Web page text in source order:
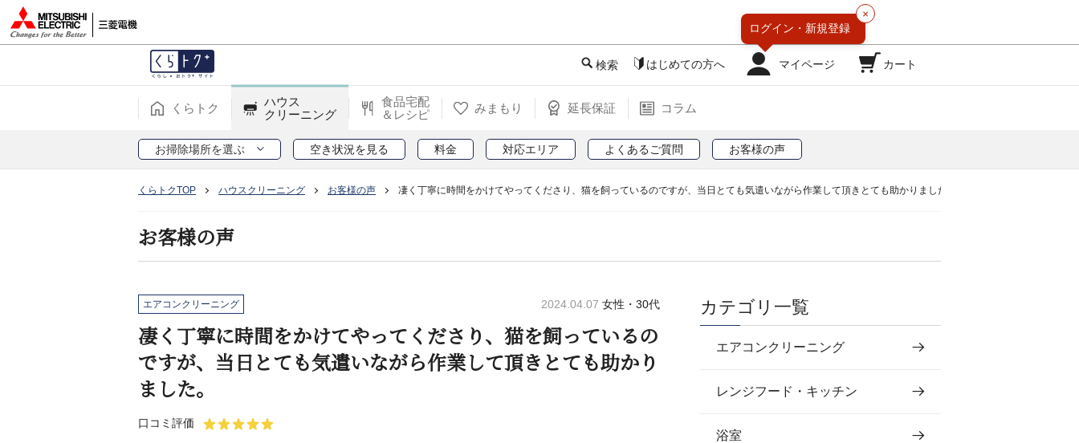
検索 はじめての方へ マイページ
×
ログイン・ 新規登録
カート
くらトク
ハウス
クリーニング
食品宅配
＆レシピ
みまもり 延長保証 コラム
お掃除場所を選ぶ 空き状況を見る 料金 対応エリア よくあるご質問 お客様の声
くらトクTOP ハウスクリーニング お客様の声 凄く丁寧に時間をかけてやってくださり、猫を飼っているのですが、当日とても気遣いながら作業して頂きとても助かりました。
お客様の声
エアコンクリーニング 2024.04.07 女性・30代
凄く丁寧に時間をかけてやってくださり、猫を飼っているの
ですが、当日とても気遣いながら作業して頂きとても助かり
ました。
口コミ評価
カテゴリ一覧
エアコンクリーニング
レンジフード・キッチン
浴室